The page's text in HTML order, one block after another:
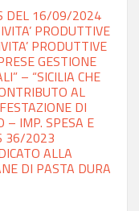
DEL 16/09/2024
PRODUTTIVE
PRODUTTIVE
GESTIONE
– “SICILIA CHE
AL
DI
– IMP. SPESA E
36/2023
ALLA
DI PASTA DURA